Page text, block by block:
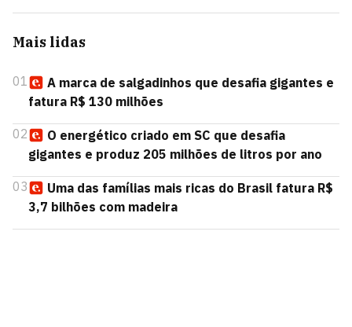
Mais lidas
01
A marca de salgadinhos que desafia gigantes e
fatura R$ 130 milhões
02
O energético criado em SC que desafia
gigantes e produz 205 milhões de litros por ano
03
Uma das famílias mais ricas do Brasil fatura R$
3,7 bilhões com madeira